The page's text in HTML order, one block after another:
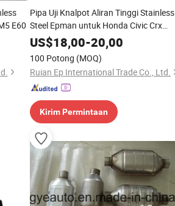
E60
Pipa Uji Knalpot Aliran Tinggi Stainless
Steel Epman untuk Honda Civic Crx
1988-1991 untuk Acura Integra 1990-
2001 Epmf9001
US$18,00-20,00
100 Potong (MOQ)
Ruian Ep International Trade Co., Ltd.
Kirim Permintaan